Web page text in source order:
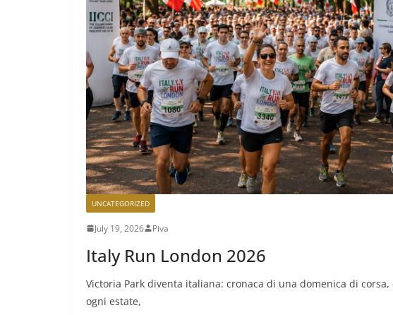
UNCATEGORIZED
July 19, 2026 Piva
Italy Run London 2026
Victoria Park diventa italiana: cronaca di una domenica di
ogni estate,